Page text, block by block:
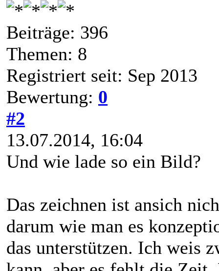
Beiträge: 396
Themen: 8
Registriert seit: Sep 2013
Bewertung: 0
#2
13.07.2014, 16:04
Und wie lade so ein Bild?
Das zeichnen ist ansich
darum wie man es
das unterstützen. Ich weis